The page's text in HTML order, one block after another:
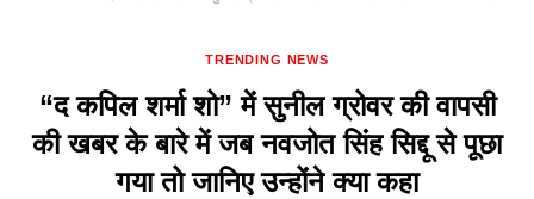
TRENDING NEWS
“द कपिल शर्मा शो” में सुनील ग्रोवर की वापसी
की खबर के बारे में जब नवजोत सिंह सिद्दू से पूछा
गया तो जानिए उन्होंने क्या कहा